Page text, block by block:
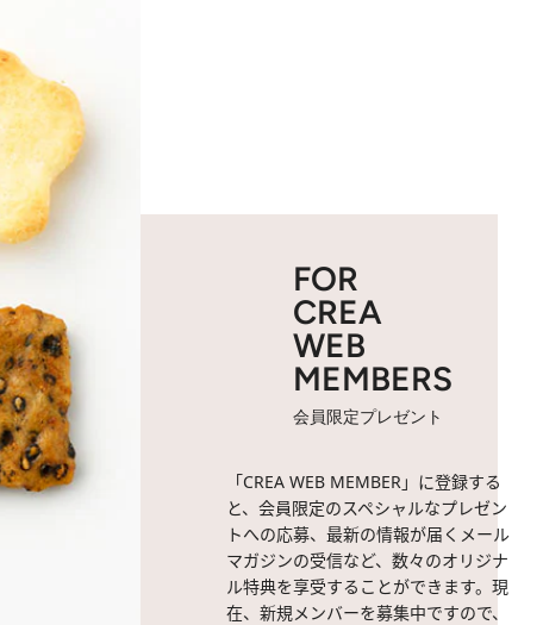
FOR
CREA
WEB
MEMBERS
会員限定プレゼント
「CREA WEB MEMBER」に登録する
と、会員限定のスペシャルなプレゼン
トへの応募、最新の情報が届くメール
マガジンの受信など、数々のオリジナ
ル特典を享受することができます。現
在、新規メンバーを募集中ですので、